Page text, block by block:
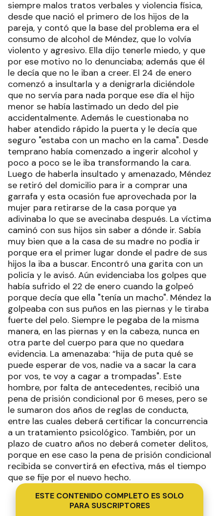
siempre malos tratos verbales y violencia física,
desde que nació el primero de los hijos de la
pareja, y contó que la base del problema era el
consumo de alcohol de Méndez, que lo volvía
violento y agresivo. Ella dijo tenerle miedo, y que
por ese motivo no lo denunciaba; además que él
le decía que no le iban a creer. El 24 de enero
comenzó a insultarla y a denigrarla diciéndole
que no servía para nada porque ese día el hijo
menor se había lastimado un dedo del pie
accidentalmente. Además le cuestionaba no
haber atendido rápido la puerta y le decía que
seguro "estaba con un macho en la cama". Desde
temprano había comenzado a ingerir alcohol y
poco a poco se le iba transformando la cara.
Luego de haberla insultado y amenazado, Méndez
se retiró del domicilio para ir a comprar una
garrafa y esta ocasión fue aprovechada por la
mujer para retirarse de la casa porque ya
adivinaba lo que se avecinaba después. La víctima
caminó con sus hijos sin saber a dónde ir. Sabía
muy bien que a la casa de su madre no podía ir
porque era el primer lugar donde el padre de sus
hijos la iba a buscar. Encontró una garita con un
policía y le avisó. Aún evidenciaba los golpes que
había sufrido el 22 de enero cuando la golpeó
porque decía que ella "tenía un macho". Méndez la
golpeaba con sus puños en las piernas y le tiraba
fuerte del pelo. Siempre le pegaba de la misma
manera, en las piernas y en la cabeza, nunca en
otra parte del cuerpo para que no quedara
evidencia. La amenazaba: “hija de puta qué se
puede esperar de vos, nadie va a sacar la cara
por vos, te voy a cagar a trompadas". Este
hombre, por falta de antecedentes, recibió una
pena de prisión condicional por 6 meses, pero se
le sumaron dos años de reglas de conducta,
entre las cuales deberá certificar la concurrencia
a un tratamiento psicológico. También, por un
plazo de cuatro años no deberá cometer delitos,
porque en ese caso la pena de prisión condicional
recibida se convertirá en efectiva, más el tiempo
que se fije por el nuevo hecho.
ESTE CONTENIDO COMPLETO ES SOLO
PARA SUSCRIPTORES